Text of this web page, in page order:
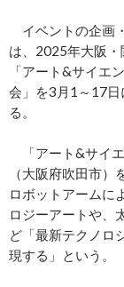
イベントの企画
は、2025年大阪・
「アート&サイエ
会」を3月1～17日
る。
「アート&サイ
（大阪府吹田市
ロボットアームに
ロジーアートや、
ど「最新テクノロ
現する」という。